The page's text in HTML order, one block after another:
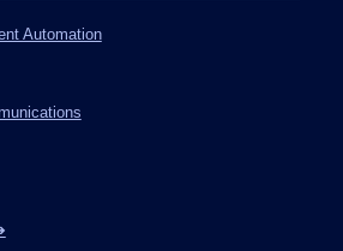
Automation